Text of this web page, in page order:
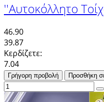
''Αυτοκόλλητο
46.90
39.87
Κερδίζετε:
7.04
Γρήγορη προβολή Προσθήκη